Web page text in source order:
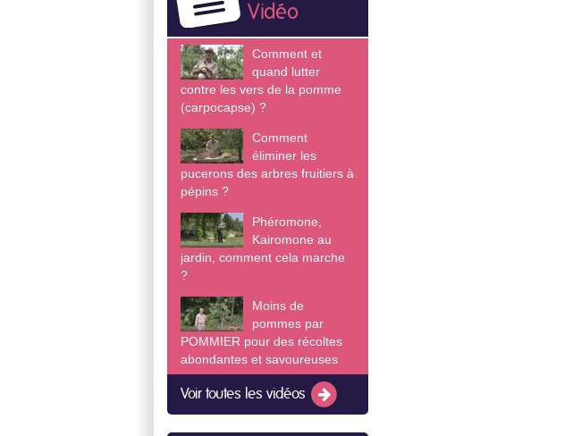
Vidéo
Comment et
quand lutter
contre les vers de la pomme
(carpocapse) ?
Comment
éliminer les
pucerons des arbres fruitiers à
pépins ?
Phéromone,
Kairomone au
jardin, comment cela marche
?
Moins de
pommes par
POMMIER pour des récoltes
abondantes et savoureuses
Voir toutes les vidéos